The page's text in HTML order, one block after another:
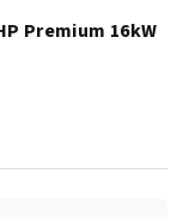
Premium 16kW